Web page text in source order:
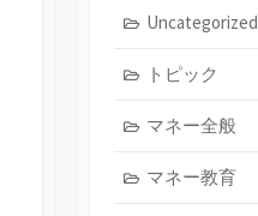
Uncategorized
トピック
マネー全般
マネー教育